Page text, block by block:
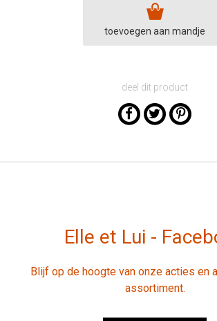
toevoegen aan mandje
deel dit product
Elle et Lui -
Blijf op de hoogte van onze acties en
assortiment.